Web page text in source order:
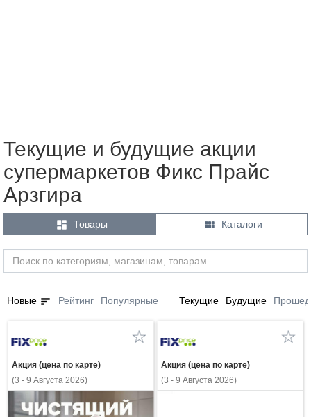
Текущие и будущие акции
супермаркетов Фикс Прайс
Арзгира
 Товары  Каталоги
Новые sort Рейтинг Популярные Текущие Будущие
Акция (цена по карте)
(3 - 9 Августа 2026)
Акция (цена по карте)
(3 - 9 Августа 2026)